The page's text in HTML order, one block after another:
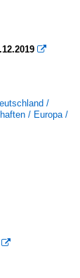

/
/ Europa /
